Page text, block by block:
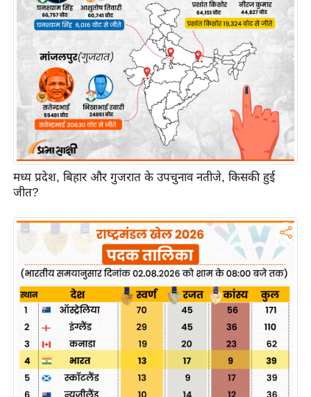
ट
खे
ल
क्रि
के
ट
I
P
L
2
0
2
6
क्रा
इ
म
-
पे
प
मध्य प्रदेश, बिहार और गुजरात के उपचुनाव नतीजे, किसकी हुई
जीत?